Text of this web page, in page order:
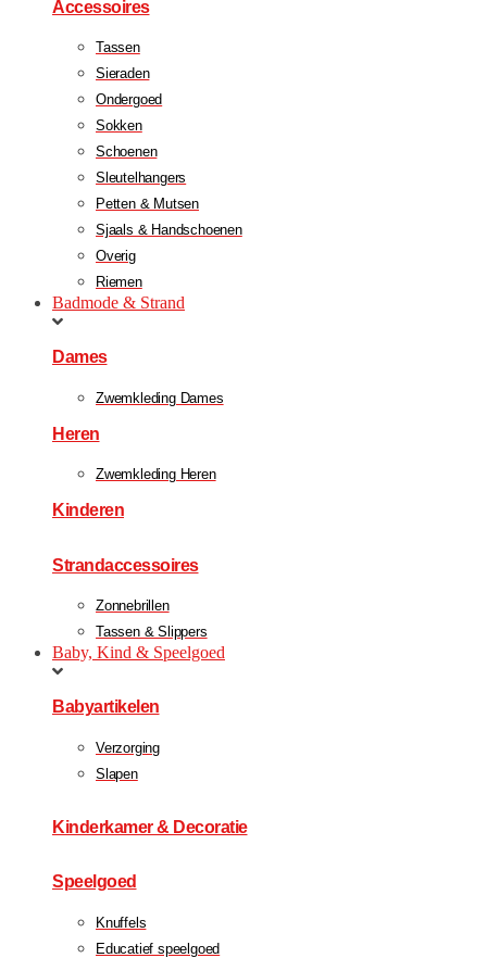
Accessoires
Tassen
Sieraden
Ondergoed
Sokken
Schoenen
Sleutelhangers
Petten & Mutsen
Sjaals & Handschoenen
Overig
Riemen
Badmode & Strand
Dames
Zwemkleding Dames
Heren
Zwemkleding Heren
Kinderen
Strandaccessoires
Zonnebrillen
Tassen & Slippers
Baby, Kind & Speelgoed
Babyartikelen
Verzorging
Slapen
Kinderkamer & Decoratie
Speelgoed
Knuffels
Educatief speelgoed